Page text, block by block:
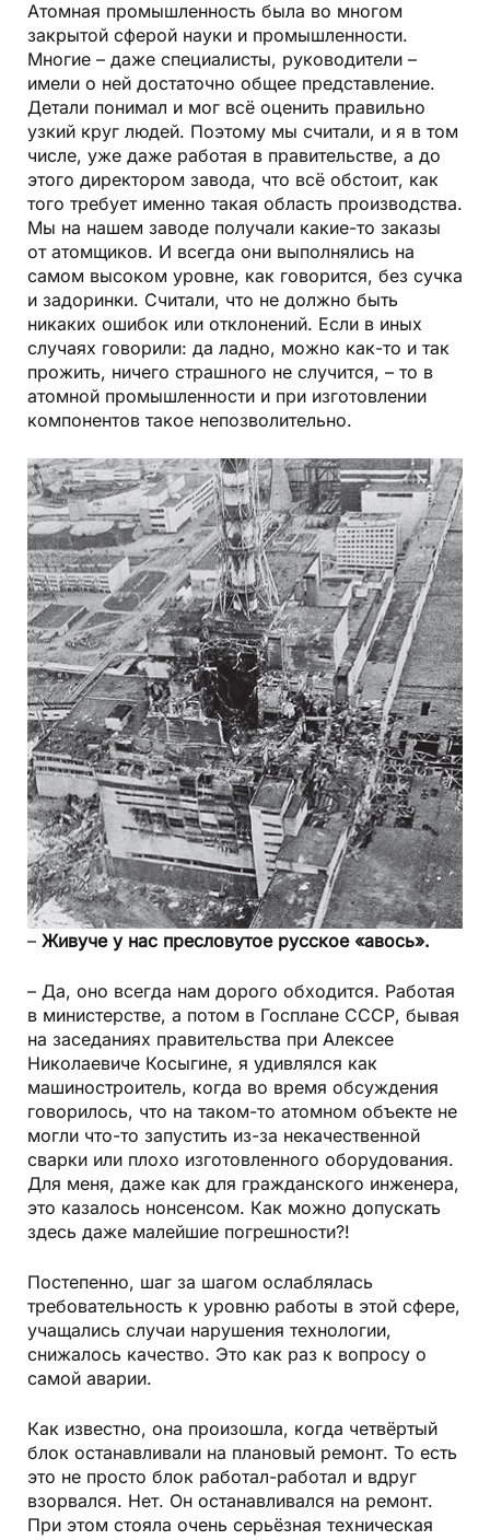
Атомная промышленность была во многом
закрытой сферой науки и промышленности.
Многие – даже специалисты, руководители –
имели о ней достаточно общее представление.
Детали понимал и мог всё оценить правильно
узкий круг людей. Поэтому мы считали, и я в том
числе, уже даже работая в правительстве, а до
этого директором завода, что всё обстоит, как
того требует именно такая область производства.
Мы на нашем заводе получали какие-то заказы
от атомщиков. И всегда они выполнялись на
самом высоком уровне, как говорится, без сучка
и задоринки. Считали, что не должно быть
никаких ошибок или отклонений. Если в иных
случаях говорили: да ладно, можно как-то и так
прожить, ничего страшного не случится, – то в
атомной промышленности и при изготовлении
компонентов такое непозволительно.
– Живуче у нас пресловутое русское «авось».
– Да, оно всегда нам дорого обходится. Работая
в министерстве, а потом в Госплане СССР, бывая
на заседаниях правительства при Алексее
Николаевиче Косыгине, я удивлялся как
машиностроитель, когда во время обсуждения
говорилось, что на таком-то атомном объекте не
могли что-то запустить из-за некачественной
сварки или плохо изготовленного оборудования.
Для меня, даже как для гражданского инженера,
это казалось нонсенсом. Как можно допускать
здесь даже малейшие погрешности?!
Постепенно, шаг за шагом ослаблялась
требовательность к уровню работы в этой сфере,
учащались случаи нарушения технологии,
снижалось качество. Это как раз к вопросу о
самой аварии.
Как известно, она произошла, когда четвёртый
блок останавливали на плановый ремонт. То есть
это не просто блок работал-работал и вдруг
взорвался. Нет. Он останавливался на ремонт.
При этом стояла очень серьёзная техническая